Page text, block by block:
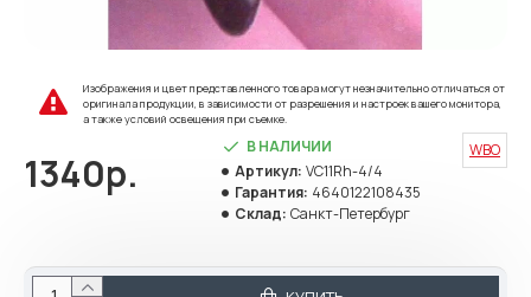
Изображения и цвет представленного товара могут незначительно отличаться от
оригинала продукции, в зависимости от разрешения и настроек вашего монитора,
а также условий освещения при съемке.
1340р.
В НАЛИЧИИ
Артикул: VC11Rh-4/4
Гарантия: 4640122108435
Склад: Санкт-Петербург
WBO